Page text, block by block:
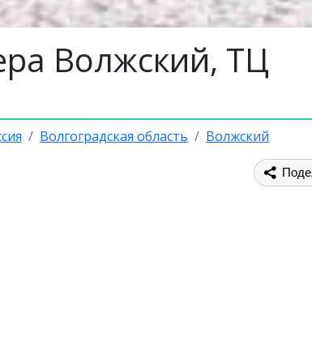
Волжский, ТЦ
Волгоградская область Волжский